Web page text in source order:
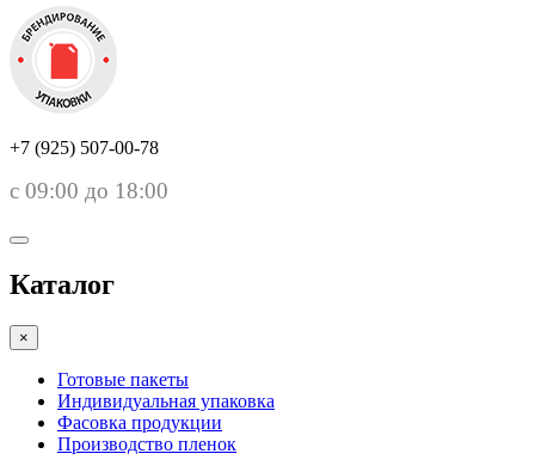
+7 (925) 507-00-78
с 09:00 до 18:00
Каталог
×
Готовые пакеты
Индивидуальная упаковка
Фасовка продукции
Производство пленок